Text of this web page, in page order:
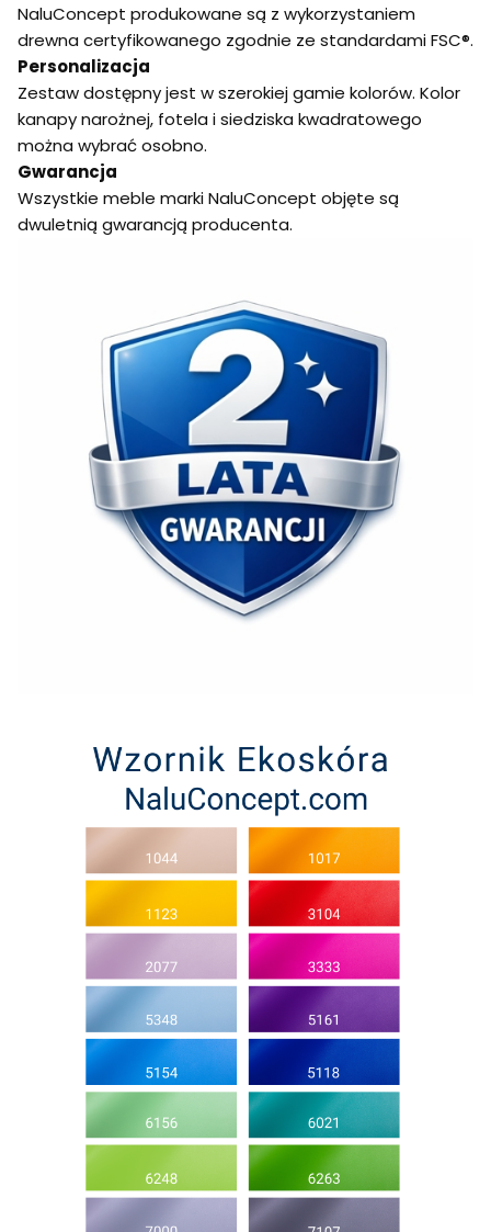
NaluConcept produkowane są z wykorzystaniem
drewna certyfikowanego zgodnie ze standardami FSC®.
Personalizacja
Zestaw dostępny jest w szerokiej gamie kolorów. Kolor
kanapy narożnej, fotela i siedziska kwadratowego
można wybrać osobno.
Gwarancja
Wszystkie meble marki NaluConcept objęte są
dwuletnią gwarancją producenta.